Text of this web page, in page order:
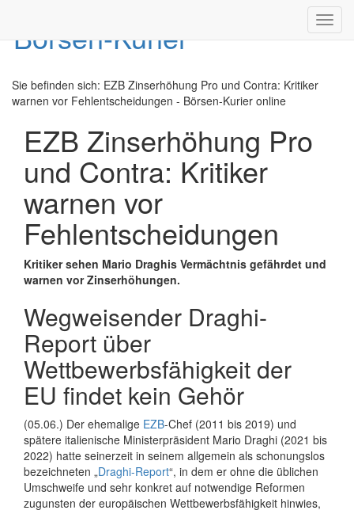
Sie befinden sich: EZB Zinserhöhung Pro und Contra: Kritiker
warnen vor Fehlentscheidungen - Börsen-Kurier online
EZB Zinserhöhung Pro
und Contra: Kritiker
warnen vor
Fehlentscheidungen
Kritiker sehen Mario Draghis Vermächtnis gefährdet und
warnen vor Zinserhöhungen.
Wegweisender Draghi-
Report über
Wettbewerbsfähigkeit der
EU findet kein Gehör
(05.06.) Der ehemalige EZB-Chef (2011 bis 2019) und
spätere italienische Ministerpräsident Mario Draghi (2021 bis
2022) hatte seinerzeit in seinem allgemein als schonungslos
bezeichneten „Draghi-Report“, in dem er ohne die üblichen
Umschweife und sehr konkret auf notwendige Reformen
zugunsten der europäischen Wettbewerbsfähigkeit hinwies,